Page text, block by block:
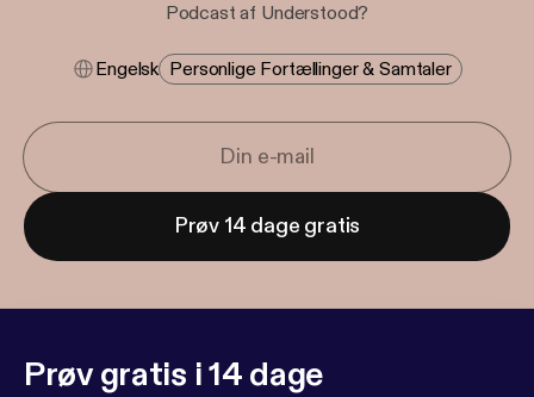
Podcast af Understood?
Engelsk Personlige Fortællinger & Samtaler
Prøv 14 dage gratis
Prøv gratis i 14 dage